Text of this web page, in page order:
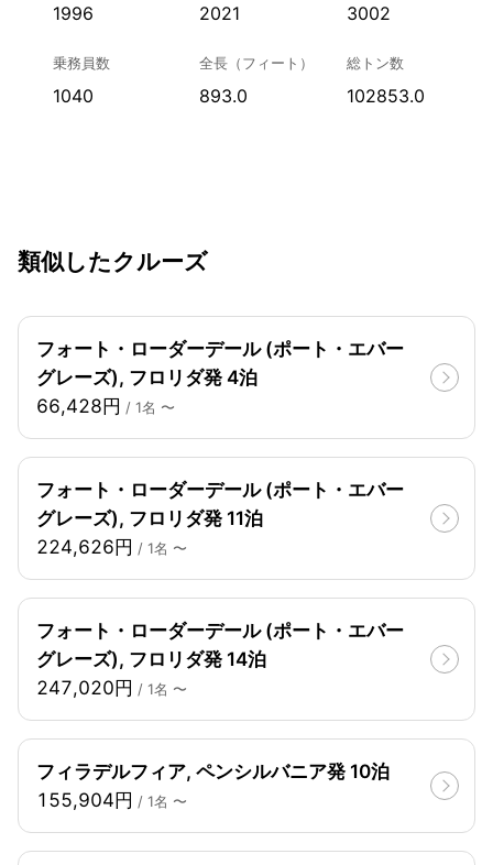
1996 2021 3002
乗務員数
1040
全長（フィート）
893.0
総トン数
102853.0
類似したクルーズ
フォート・ローダーデール (ポート・エバー
グレーズ), フロリダ発 4泊
66,428円 / 1名 〜
フォート・ローダーデール (ポート・エバー
グレーズ), フロリダ発 11泊
224,626円 / 1名 〜
フォート・ローダーデール (ポート・エバー
グレーズ), フロリダ発 14泊
247,020円 / 1名 〜
フィラデルフィア, ペンシルバニア発 10泊
155,904円 / 1名 〜